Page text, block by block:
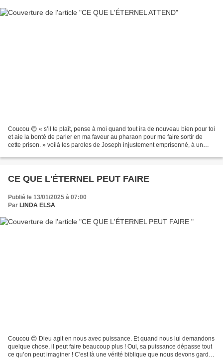
Coucou 😊 « s’il te plaît, pense à moi quand tout ira de nouveau bien pour toi
et aie la bonté de parler en ma faveur au pharaon pour me faire sortir de
cette prison. » voilà les paroles de Joseph injustement emprisonné, à un
CE QUE L'ÉTERNEL PEUT FAIRE
Publié le 13/01/2025 à 07:00
Par LINDA ELSA
Coucou 😊 Dieu agit en nous avec puissance. Et quand nous lui demandons
quelque chose, il peut faire beaucoup plus ! Oui, sa puissance dépasse tout
ce qu’on peut imaginer ! C'est là une vérité biblique que nous devons garder